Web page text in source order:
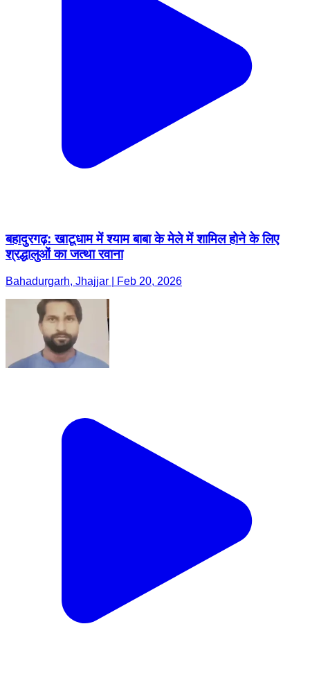
बहादुरगढ़: खाटूधाम में श्याम बाबा के मेले में शामिल होने के लिए
श्रद्धालुओं का जत्था रवाना
Bahadurgarh, Jhajjar | Feb 20, 2026